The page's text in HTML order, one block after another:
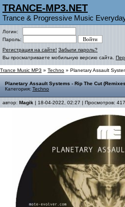
TRANCE-MP3.NET
Trance & Progressive Music
Логин:
Пароль:
Регистрация на сайте! Забыли пароль?
Вы просматриваете мобильную версию сайта.
Trance Music MP3 » Techno » Planetary Assault
Planetary Assault Systems - Rip The Cut
Категория: Techno
автор: Magik | 18-04-2022, 02:27 | Просмотров: 417